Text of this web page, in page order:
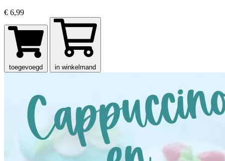
€ 6,99
toegevoegd in winkelmand